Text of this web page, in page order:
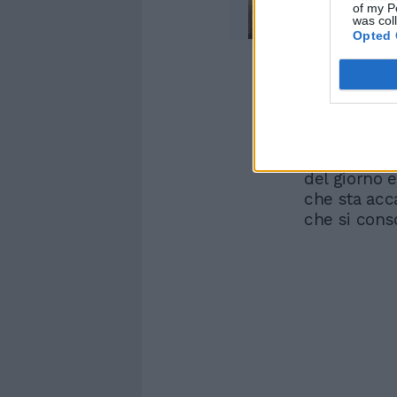
of my
was
Opted
Sulla
politico
del giorno
che sta
che si